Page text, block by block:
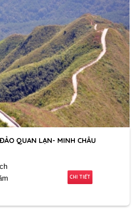
QUAN LẠN- MINH CHÂU
CHI TIẾT